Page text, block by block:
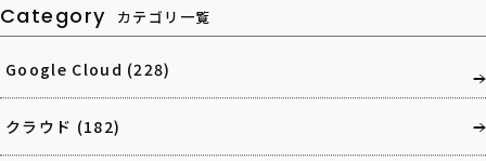
Category カテゴリ一覧
Google Cloud (228)
クラウド (182)